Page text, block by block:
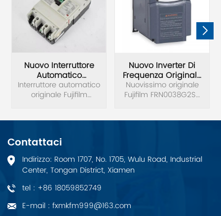
Nuovo Interruttore
Automatico
Originale Fujifilm
BW125JAG-3P
Interruttore automatico
originale Fujifilm
Nuovo Inverter Di
Frequenza Originale
Fujifilm FRN0038G2S-
4C
Nuovissimo originale
Fujifilm FRN0038G2S-
trifase 380 V potenza
Contattaci
Indirizzo: Room 1707, No. 1705, Wulu Road, Industrial
Center, Tongan District, Xiamen
tel : +86 18059852749
E-mail : fxmkfm999@163.com